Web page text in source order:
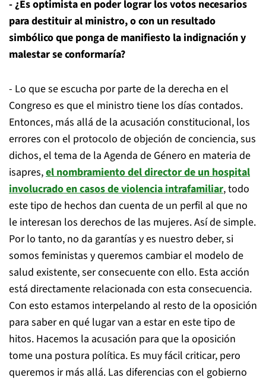
- ¿Es optimista en poder lograr los votos necesarios
para destituir al ministro, o con un resultado
simbólico que ponga de manifiesto la indignación y
malestar se conformaría?
- Lo que se escucha por parte de la derecha en el
Congreso es que el ministro tiene los días contados.
Entonces, más allá de la acusación constitucional, los
errores con el protocolo de objeción de conciencia, sus
dichos, el tema de la Agenda de Género en materia de
isapres,el nombramiento del director de un hospital
involucrado en casos de violencia intrafamiliar, todo
este tipo de hechos dan cuenta de un perfil al que no
le interesan los derechos de las mujeres. Así de simple.
Por lo tanto, no da garantías y es nuestro deber, si
somos feministas y queremos cambiar el modelo de
salud existente, ser consecuente con ello. Esta acción
está directamente relacionada con esta consecuencia.
Con esto estamos interpelando al resto de la oposición
para saber en qué lugar van a estar en este tipo de
hitos. Hacemos la acusación para que la oposición
tome una postura política. Es muy fácil criticar, pero
queremos ir más allá. Las diferencias con el gobierno